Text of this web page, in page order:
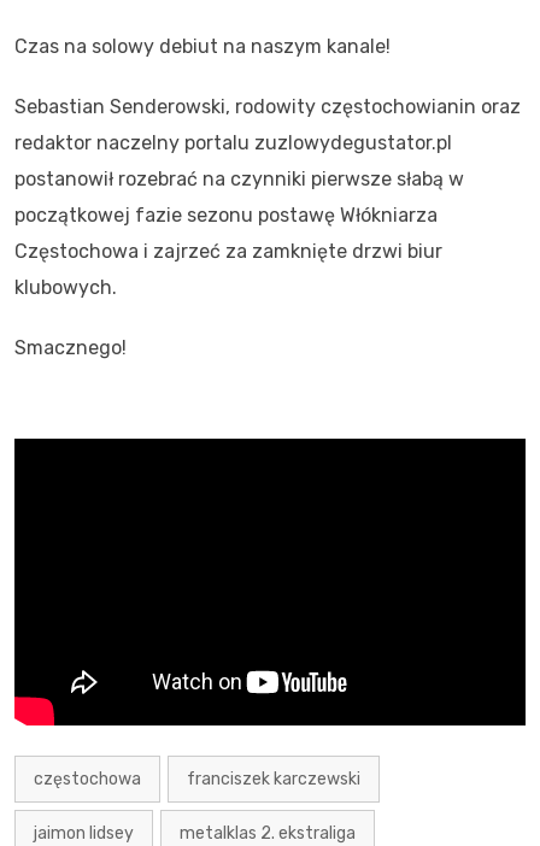
Czas na solowy debiut na naszym kanale!
Sebastian Senderowski, rodowity częstochowianin oraz
redaktor naczelny portalu zuzlowydegustator.pl
postanowił rozebrać na czynniki pierwsze słabą w
początkowej fazie sezonu postawę Włókniarza
Częstochowa i zajrzeć za zamknięte drzwi biur
klubowych.
Smacznego!
częstochowa franciszek karczewski
jaimon lidsey metalklas 2. ekstraliga